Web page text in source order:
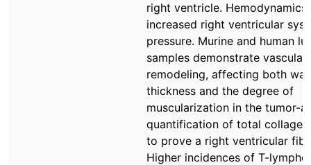
right ventricle. Hemodynamics
increased right ventricular
pressure. Murine and human
samples demonstrate vascular
remodeling, affecting both wall
thickness and the degree of
muscularization in the tumor-
quantification of total collagen
to prove a right ventricular
Higher incidences of T-